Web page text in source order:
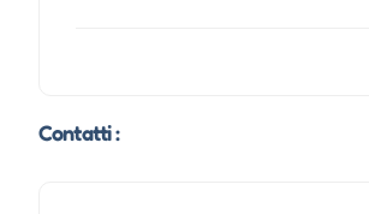
Contatti :